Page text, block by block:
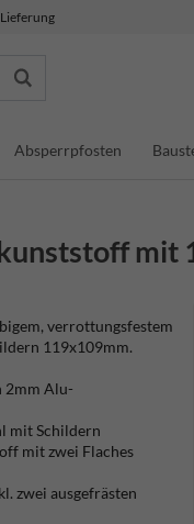
Absperrpfosten
verrottungsfestem
119x109mm.
2mm Alu-
mit Schildern
mit zwei Flaches
zwei ausgefrästen